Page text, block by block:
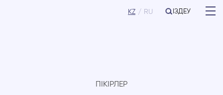
KZ RU ІЗДЕУ
ПІКІРЛЕР